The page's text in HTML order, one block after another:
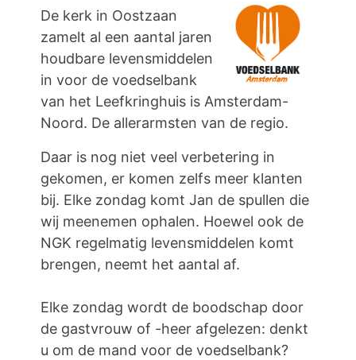
De kerk in Oostzaan
zamelt al een aantal jaren
houdbare levensmiddelen
in voor de voedselbank
van het Leefkringhuis is Amsterdam-
Noord. De allerarmsten van de regio.
Daar is nog niet veel verbetering in
gekomen, er komen zelfs meer klanten
bij. Elke zondag komt Jan de spullen die
wij meenemen ophalen. Hoewel ook de
NGK regelmatig levensmiddelen komt
brengen, neemt het aantal af.
Elke zondag wordt de boodschap door
de gastvrouw of -heer afgelezen: denkt
u om de mand voor de voedselbank?